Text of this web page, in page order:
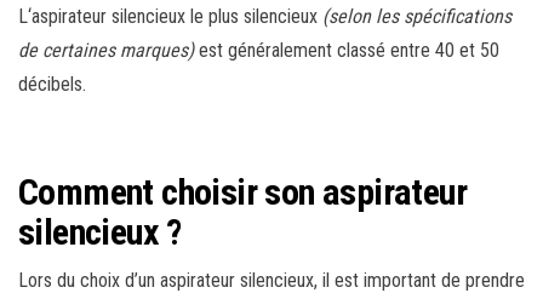
L‘aspirateur silencieux le plus silencieux (selon les spécifications
de certaines marques)est généralement classé entre 40 et 50
décibels.
Comment choisir son aspirateur
silencieux ?
Lors du choix d’un aspirateur silencieux, il est important de prendre